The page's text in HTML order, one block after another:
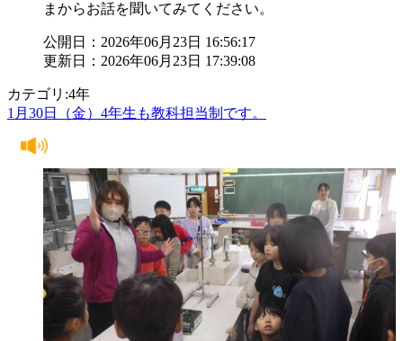
まからお話を聞いてみてください。
公開日：2026年06月23日 16:56:17
更新日：2026年06月23日 17:39:08
カテゴリ:4年
1月30日（金）4年生も教科担当制です。